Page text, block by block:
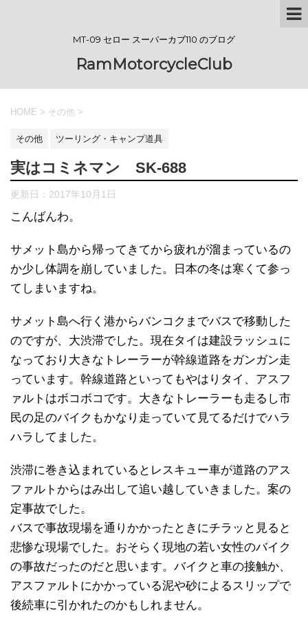
MT-09 セロー スーパーカブ110 のブログ
RamMotorcycleClub
HOME > その他 >
その他 ツーリング・キャンプ道具
実はコミネマン SK-688
更新日： 2017年10月1日
こんばんわ。
サメット島から帰ってきてから疲れが溜まっているの
か少し体調を崩していました。日本の冬は寒くて参っ
てしまいますね。
サメット島へ行く港からバンコクまでバスで移動した
のですが、大渋滞でした。現在タイは建設ラッシュに
なっており大きなトレーラーが幹線道路をガンガン走
っています。幹線道路といってもやはりタイ、アスフ
ァルトはボコボコです。大きなトレーラーも走るし市
民の足のバイクもかなり走っていて見てるだけでハラ
ハラしてました。
渋滞に巻き込まれているとレスキュー車が道路のアス
ファルトからはみ出して追い越していきました。案の
定事故でした。
バスで事故現場を通りかかったときにチラッと見ると
悲惨な現場でした。おそらく現地の若い女性のバイク
の事故だったのだと思います。バイクと車の接触か、
アスファルトにかかっている泥や砂によるスリップで
後続車に引かれたのかもしれません。